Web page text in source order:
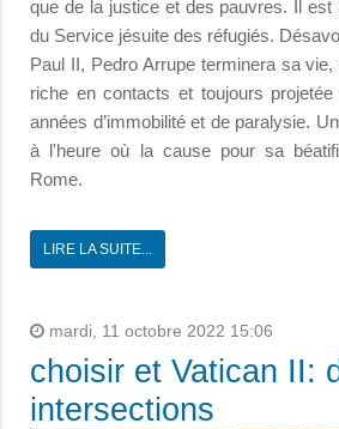
que de la justice et des pauvres. Il est
du Service jésuite des réfugiés.
Paul II, Pedro Arrupe terminera sa
riche en contacts et toujours projetée
années d’immobilité et de paralysie.
à l'heure où la cause pour sa
Rome.
LIRE LA SUITE...
mardi, 11 octobre 2022 15:06
choisir et Vatican II:
intersections